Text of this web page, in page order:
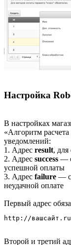
Настройка
В настройках
«Алгоритм
уведомлений:
1. Адрес result,
2. Адрес success —
успешной оплаты
3. Адрес failure —
неудачной оплате
Первый адрес
http://
Второй и третий